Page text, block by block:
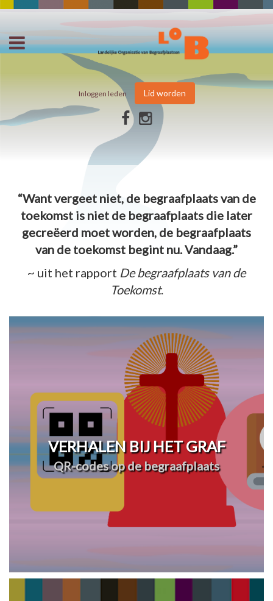
Inloggen leden Lid worden
“Want vergeet niet, de begraafplaats van de
toekomst is niet de begraafplaats die later
gecreëerd moet worden, de begraafplaats
van de toekomst begint nu. Vandaag.”
~ uit het rapport De begraafplaats van de
Toekomst.
VERHALEN BIJ HET GRAF
QR-codes op de begraafplaats